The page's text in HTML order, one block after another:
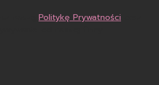
Politykę Prywatności